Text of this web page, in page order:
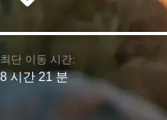
최단 이동 시간:
8 시간 21 분